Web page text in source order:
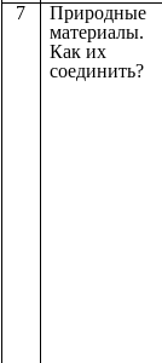
7
Природные
материалы.
Как их
соединить?